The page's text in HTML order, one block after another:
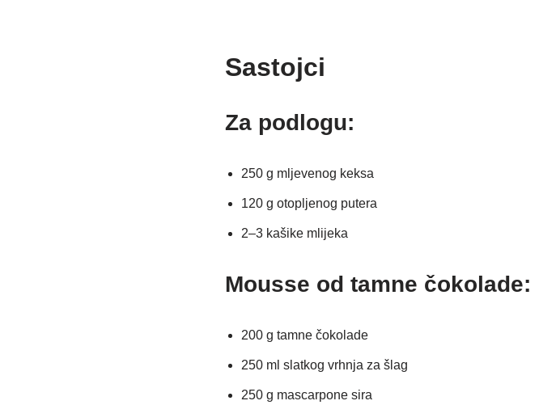
Sastojci
Za podlogu:
250 g mljevenog keksa
120 g otopljenog putera
2–3 kašike mlijeka
Mousse od tamne čokolade:
200 g tamne čokolade
250 ml slatkog vrhnja za šlag
250 g mascarpone sira